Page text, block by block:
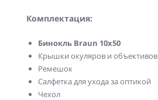
Комплектация:
Бинокль Braun 10x50
Крышки окуляров и объективов
Ремешок
Салфетка для ухода за оптикой
Чехол